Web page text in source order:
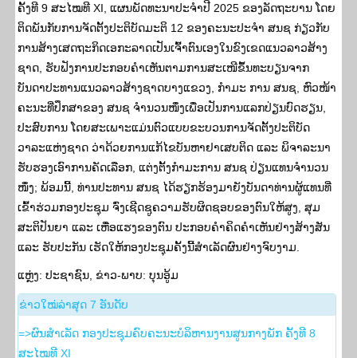
ຄັ້ງທີ 9 ສະໄໝທີ XI, ແຜນພັດທະນາປະຈຳປີ 2025 ຂອງລັດຖະບານ ໂດຍ
ຕິດພັນກັບການຈັດຕັ້ງປະຕິບັດມະຕິ 12 ຂອງຄະນະປະຈໍາ ສນຊ ກ່ຽວກັບ
ການສ້າງເສດຖະກິດເອກະລາດເປັນເຈົ້າຕົນເອງໃນຂົງເຂດແນວລາວສ້າງ
ຊາດ, ຮັບຟັງການປະກອບຄໍາເຫັນຕາມການສະເໜີຂຶ້ນທະບຽນຈາກ
ບັນດາປະທານແນວລາວສ້າງຊາດບາງແຂວງ, ກຳມະ ການ ສນຊ, ຫົວໜ້າ
ຄະນະທີ່ປຶກສາຂອງ ສນຊ ຈໍານວນໜຶ່ງເພື່ອເປັນການແລກປ່ຽນບົດຮຽນ,
ປະສົບການ ໂດຍສະເພາະແມ່ນຕົວແບບຂະບວນການຈັດຕັ້ງປະຕິບັດ
ວາລະແຫ່ງຊາດ ວ່າດ້ວຍການແກ້ໄຂບັນຫາຢາເສບຕິດ ແລະ ພິຈາລະນາ
ຮັບຮອງເອົາການຄັດເລືອກ, ແຕ່ງຕັ້ງກຳມະການ ສນຊ ປ່ຽນແທນຈໍານວນ
ໜຶ່ງ; ພ້ອມນີ້, ທ່ານປະທານ ສນຊ ໄດ້ຮຽກຮ້ອງມາຍັງບັນດາທ່ານຜູ້ແທນທີ່
ເຂົ້າຮ່ວມກອງປະຊຸມ ຈົ່ງເຊີດຊູຄວາມຮັບຜິດຊອບຂອງຕົນໃຫ້ສູງ, ສຸມ
ສະຕິປັນຍາ ແລະ ເຫື່ອແຮງຂອງຕົນ ປະກອບຄໍາຄິດຄໍາເຫັນຢ່າງສ້າງສັນ
ແລະ ຮັບປະກັນ ເຮັດໃຫ້ກອງປະຊຸມຄັ້ງນີ້ສໍາເລັດຜົນຢ່າງຈົບງາມ.
ແຫຼ່ງ: ປະ​ຊາ​ຊົນ, ຂ່າວ-ພາບ: ບຸນອູ້ມ
​ຂ່າວ​ໃໝ່​ລ່າ​ສຸດ 7 ອັນ​ດັບ
=>ຜົນສໍາເລັດ ກອງປະຊຸມຄົບຄະນະບໍລິຫານງານສູນກາງພັກ ຄັ້ງທີ 8
ສະໄໝທີ XI